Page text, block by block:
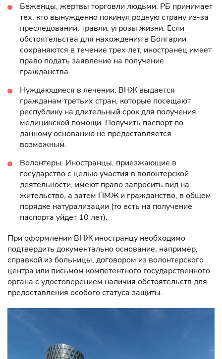
Беженцы, жертвы торговли людьми. РБ принимает
тех, кто вынужденно покинул родную страну из-за
преследований, травли, угрозы жизни. Если
обстоятельства для нахождения в Болгарии
сохраняются в течение трех лет, иностранец имеет
право подать заявление на получение
гражданства.
Нуждающиеся в лечении. ВНЖ выдается
гражданам третьих стран, которые посещают
республику на длительный срок для получения
медицинской помощи. Получить паспорт по
данному основанию не предоставляется
возможным.
Волонтеры. Иностранцы, приезжающие в
государство с целью участия в волонтерской
деятельности, имеют право запросить вид на
жительство, а затем ПМЖ и гражданство, в общем
порядке натурализации (то есть на получение
паспорта уйдет 10 лет).
При оформлении ВНЖ иностранцу необходимо
подтвердить документально основание, например,
справкой из больницы, договором из волонтерского
центра или письмом компетентного государственного
органа с удостоверением наличия обстоятельств для
предоставления особого статуса защиты.